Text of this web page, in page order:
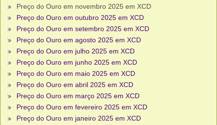
Preço do Ouro em novembro 2025 em XCD
Preço do Ouro em outubro 2025 em XCD
Preço do Ouro em setembro 2025 em XCD
Preço do Ouro em agosto 2025 em XCD
Preço do Ouro em julho 2025 em XCD
Preço do Ouro em junho 2025 em XCD
Preço do Ouro em maio 2025 em XCD
Preço do Ouro em abril 2025 em XCD
Preço do Ouro em março 2025 em XCD
Preço do Ouro em fevereiro 2025 em XCD
Preço do Ouro em janeiro 2025 em XCD